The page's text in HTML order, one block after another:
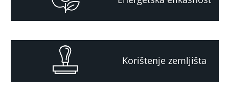
Korištenje zemljišta